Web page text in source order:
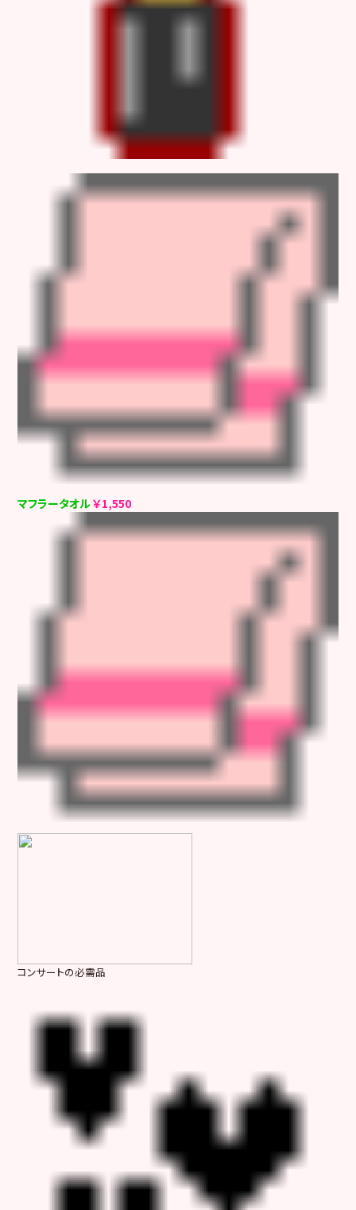
マフラータオル￥1,550
コンサートの必需品